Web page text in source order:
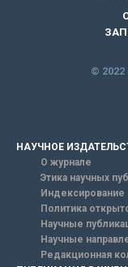
©
НАУЧНОЕ
О журнале
Этика научных
Индексирование
Политика
Научные
Научные
Редакционная